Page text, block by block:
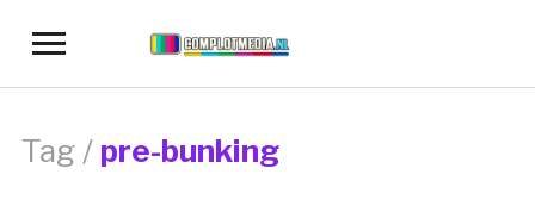
Toggle
navigation
Tag / pre-bunking